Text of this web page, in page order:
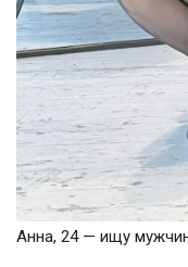
Анна, 24 — ищу